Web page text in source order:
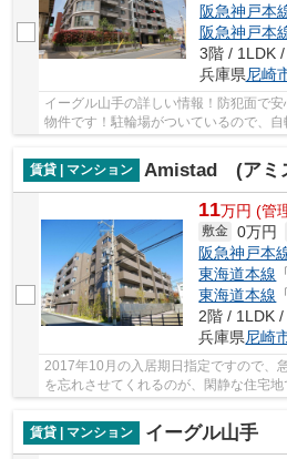
阪急神戸本
阪急神戸本
3階 / 1LDK
兵庫県尼崎
イーグル山手の詳しい情報！防犯面で
物件です！駐輪場がついているので、自
です！多くの方に愛される、よく整備さ
賃貸 | マンション
Amistad (アミ
11万円 (管
敷金 0万円
阪急神戸本
東海道本線
東海道本線
2階 / 1LDK
兵庫県尼崎
2017年10月の入居期日指定ですので、
を忘れさせてくれるのが、閑静な住宅地
り、不自由を感じることはありません。
賃貸 | マンション
イーグル山手